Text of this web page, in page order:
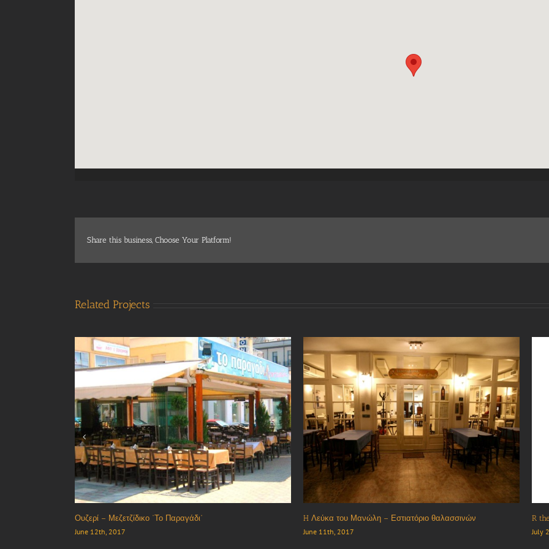
Share this business, Choose Your Platform!
Related Projects
Ταβέρνα “Χόντος”
October 18th, 2017
Εστιατόριο/Καφέ/Μπαρ “Μουτζούρης”
October 13th, 2017
June